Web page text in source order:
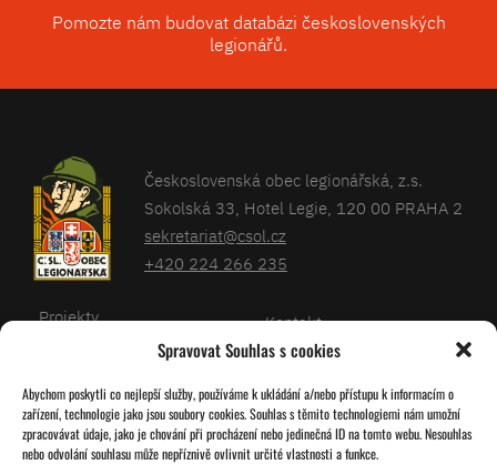
Spravovat Souhlas s cookies
Abychom poskytli co nejlepší služby, používáme k ukládání a/nebo přístupu k informacím o
zařízení, technologie jako jsou soubory cookies. Souhlas s těmito technologiemi nám umožní
zpracovávat údaje, jako je chování při procházení nebo jedinečná ID na tomto webu. Nesouhlas
nebo odvolání souhlasu může nepříznivě ovlivnit určité vlastnosti a funkce.
Pomozte nám budovat databázi československých
legionářů.
Československá obec legionářská, z.s.
Sokolská 33, Hotel Legie, 120 00 PRAHA 2
sekretariat@csol.cz
+420 224 266 235
Projekty
Kalendář
O nás
Kontakt
Databáze legionářů
Pro členy
Zásady cookies